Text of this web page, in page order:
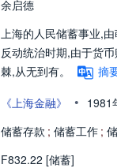
余启德
上海的人民储蓄事业,
反动统治时期,由于货
棘,从无到有。
摘
《上海金融》 • 1981
储蓄存款 ; 储蓄工作 ;
F832.22 [储蓄]